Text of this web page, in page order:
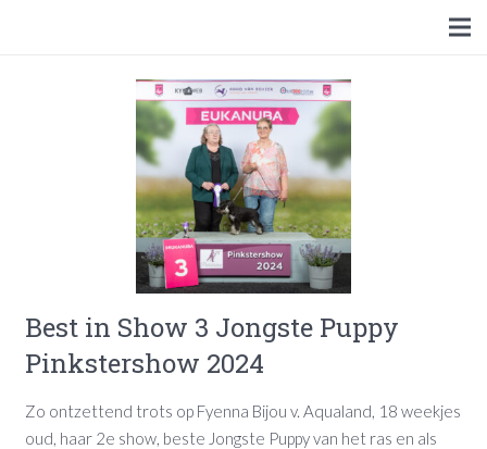
Best in Show 3 Jongste Puppy
Pinkstershow 2024
Zo ontzettend trots op Fyenna Bijou v. Aqualand, 18 weekjes
oud, haar 2e show, beste Jongste Puppy van het ras en als